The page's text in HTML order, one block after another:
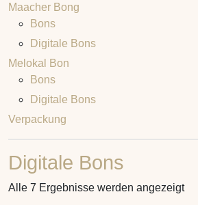
Maacher Bong
Bons
Digitale Bons
Melokal Bon
Bons
Digitale Bons
Verpackung
Digitale Bons
Alle 7 Ergebnisse werden angezeigt